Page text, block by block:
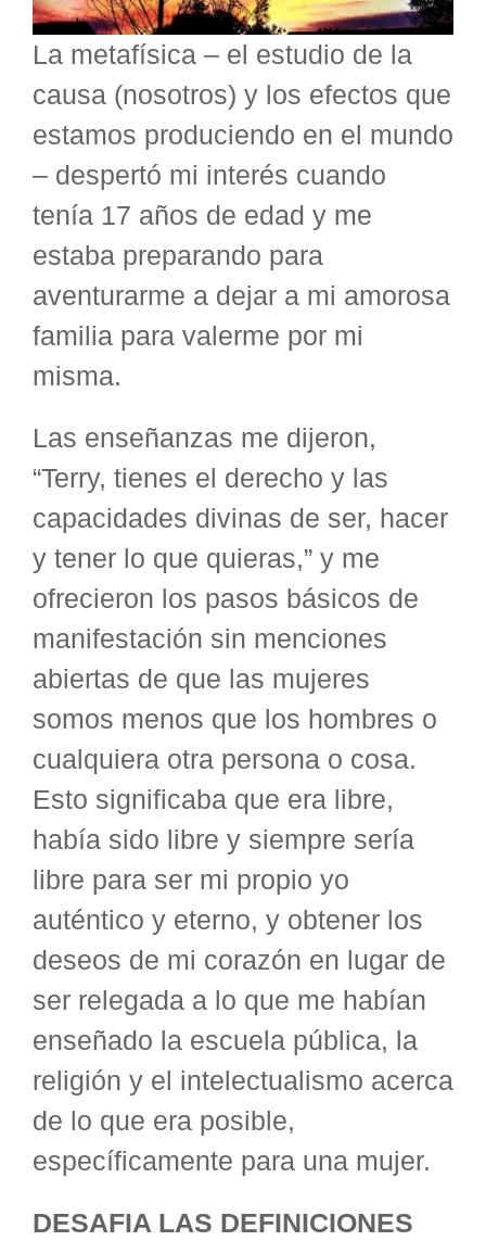
La metafísica – el estudio de la
causa (nosotros) y los efectos que
estamos produciendo en el mundo
– despertó mi interés cuando
tenía 17 años de edad y me
estaba preparando para
aventurarme a dejar a mi amorosa
familia para valerme por mi
misma.
Las enseñanzas me dijeron,
“Terry, tienes el derecho y las
capacidades divinas de ser, hacer
y tener lo que quieras,” y me
ofrecieron los pasos básicos de
manifestación sin menciones
abiertas de que las mujeres
somos menos que los hombres o
cualquiera otra persona o cosa.
Esto significaba que era libre,
había sido libre y siempre sería
libre para ser mi propio yo
auténtico y eterno, y obtener los
deseos de mi corazón en lugar de
ser relegada a lo que me habían
enseñado la escuela pública, la
religión y el intelectualismo acerca
de lo que era posible,
específicamente para una mujer.
DESAFIA LAS DEFINICIONES